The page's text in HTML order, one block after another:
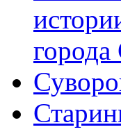
города